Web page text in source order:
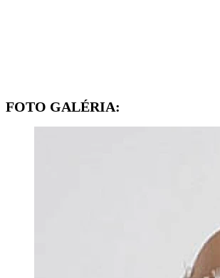
FOTO GALÉRIA: